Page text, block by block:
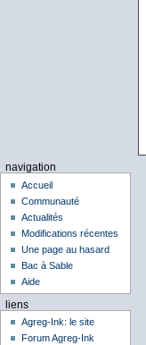
navigation
Accueil
Communauté
Actualités
Modifications récentes
Une page au hasard
Bac à Sable
Aide
liens
Agreg-Ink: le site
Forum Agreg-Ink